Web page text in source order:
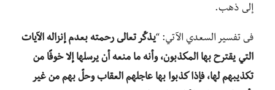
إلى ذهب.
فى تفسير السعدي الآتي: “يذكّر تعالى رحمته بعدم إنزاله الآيات
التي يقترح بها المكذبون، وأنه ما منعه أن يرسلها إلا خوفًا من
تكذيبهم لها، فإذا كذبوا بها عاجلهم العقاب وحلّ بهم من غير